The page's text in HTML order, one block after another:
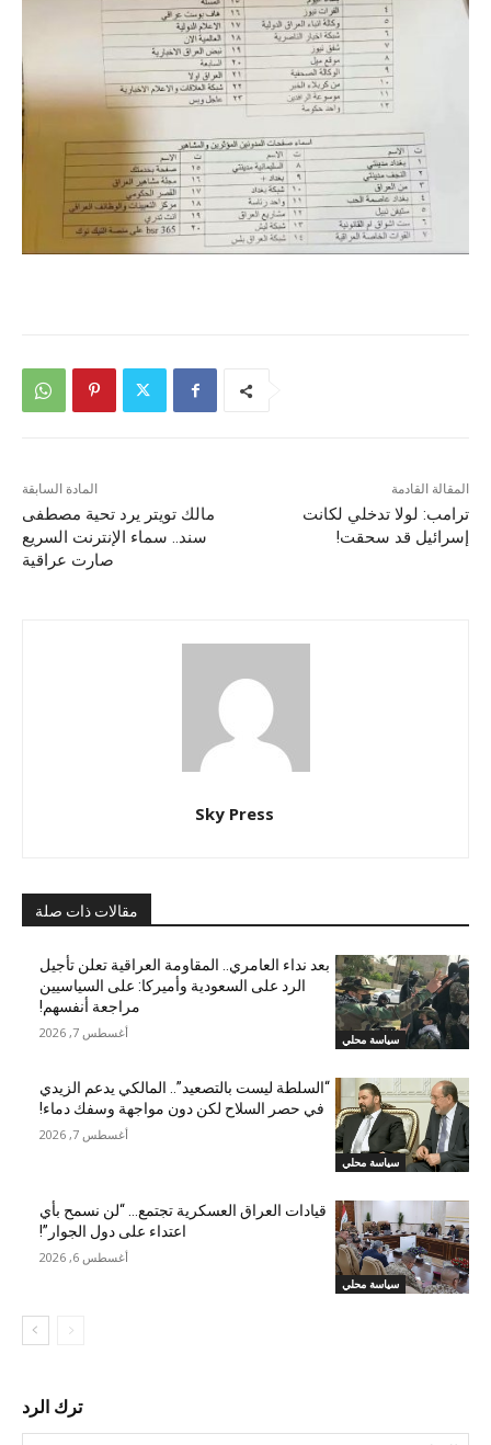
المادة السابقة
مالك تويتر يرد تحية مصطفى
سند.. سماء الإنترنت السريع
صارت عراقية
المقالة القادمة
ترامب: لولا تدخلي لكانت
إسرائيل قد سحقت!
Sky Press
مقالات ذات صلة
سياسة محلي
بعد نداء العامري.. المقاومة العراقية تعلن تأجيل
الرد على السعودية وأميركا: على السياسيين
مراجعة أنفسهم!
أغسطس 7, 2026
سياسة محلي
“السلطة ليست بالتصعيد”.. المالكي يدعم الزيدي
في حصر السلاح لكن دون مواجهة وسفك دماء!
أغسطس 7, 2026
سياسة محلي
قيادات العراق العسكرية تجتمع… “لن نسمح بأي
اعتداء على دول الجوار”!
أغسطس 6, 2026
ترك الرد